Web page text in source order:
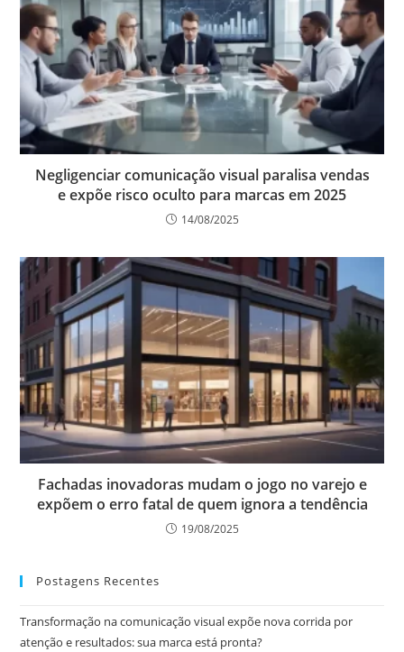
Negligenciar comunicação visual paralisa vendas
e expõe risco oculto para marcas em 2025
14/08/2025
Fachadas inovadoras mudam o jogo no varejo e
expõem o erro fatal de quem ignora a tendência
19/08/2025
Postagens Recentes
Transformação na comunicação visual expõe nova corrida por
atenção e resultados: sua marca está pronta?